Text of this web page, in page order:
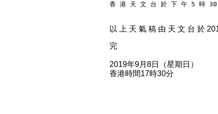
香 港 天 文 台 於 下 午 5 時
以 上 天 氣 稿 由 天 文 台 於
完
2019年9月8日（星期日）
香港時間17時30分